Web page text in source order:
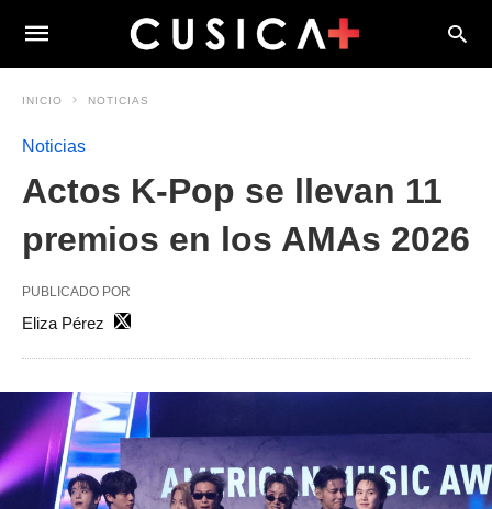
INICIO NOTICIAS
Noticias
Actos K-Pop se llevan 11
premios en los AMAs 2026
PUBLICADO POR
Eliza Pérez